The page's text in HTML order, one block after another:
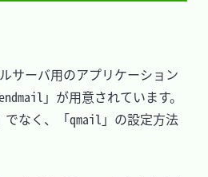
サーバ用のアプリケーション
」が用意されています。
なく、「qmail」の設定方法